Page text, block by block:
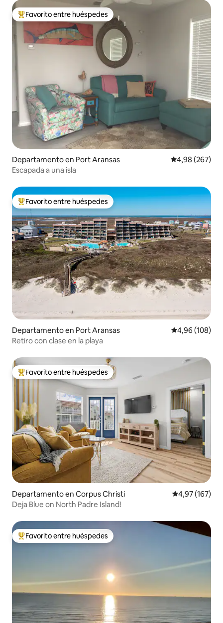
Favorito entre los huéspedes más destacados
Favorito entre huéspedes
Departamento en Port Aransas Calificación
4,98 (267)
Escapada a una isla
Favorito entre los huéspedes más destacados
Favorito entre huéspedes
Departamento en Port Aransas Calificación
4,96 (108)
Retiro con clase en la playa
Favorito entre los huéspedes más destacados
Favorito entre huéspedes
Departamento en Corpus Christi Calificación
4,97 (167)
Deja Blue on North Padre Island!
Favorito entre los huéspedes más destacados
Favorito entre huéspedes